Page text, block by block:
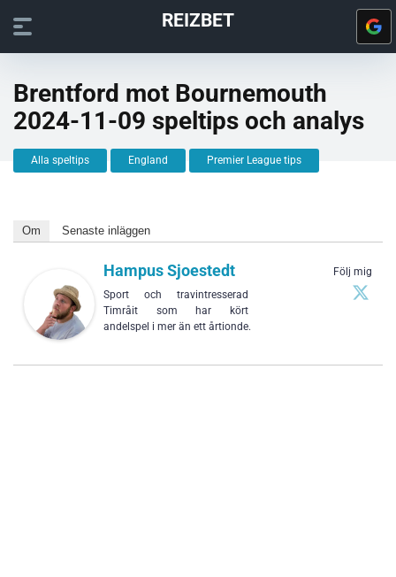
REIZBET
Brentford mot Bournemouth
2024-11-09 speltips och analys
Alla speltips England Premier League tips
Om Senaste inläggen
Följ mig
Hampus Sjoestedt
Sport och travintresserad
Timråit som har kört
andelspel i mer än ett årtionde.